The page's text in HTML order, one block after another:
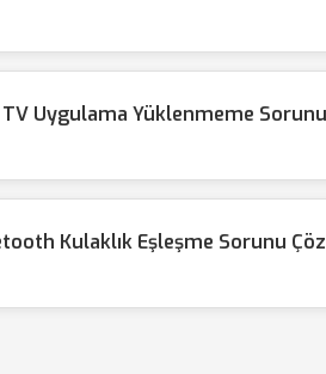
Uygulama Yüklenmeme
Kulaklık Eşleşme Sorunu